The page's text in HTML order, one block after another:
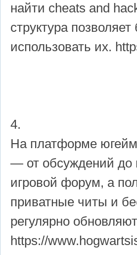
найти cheats and
структура
использовать их.
4.
На платформе
— от обсуждений до
игровой форум, а
приватные читы и
регулярно
https://